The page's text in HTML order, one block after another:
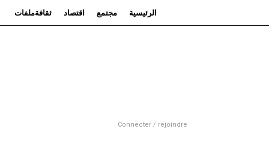
الرئيسية مجتمع اقتصاد ثقافةملفات
Connecter / rejoindre